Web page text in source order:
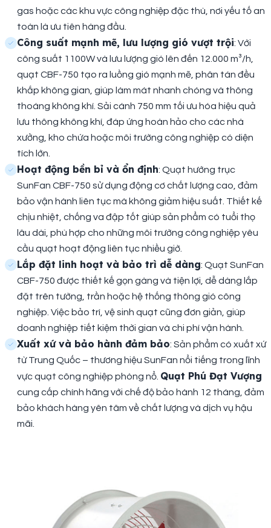
gas hoặc các khu vực công nghiệp đặc thù, nơi yếu tố an
toàn là ưu tiên hàng đầu.
Công suất mạnh mẽ, lưu lượng gió vượt trội: Với
công suất 1100W và lưu lượng gió lên đến 12.000 m³/h,
quạt CBF-750 tạo ra luồng gió mạnh mẽ, phân tán đều
khắp không gian, giúp làm mát nhanh chóng và thông
thoáng không khí. Sải cánh 750 mm tối ưu hóa hiệu quả
lưu thông không khí, đáp ứng hoàn hảo cho các nhà
xưởng, kho chứa hoặc môi trường công nghiệp có diện
tích lớn.
Hoạt động bền bỉ và ổn định: Quạt hướng trục
SunFan CBF-750 sử dụng động cơ chất lượng cao, đảm
bảo vận hành liên tục mà không giảm hiệu suất. Thiết kế
chịu nhiệt, chống va đập tốt giúp sản phẩm có tuổi thọ
lâu dài, phù hợp cho những môi trường công nghiệp yêu
cầu quạt hoạt động liên tục nhiều giờ.
Lắp đặt linh hoạt và bảo trì dễ dàng: Quạt SunFan
CBF-750 được thiết kế gọn gàng và tiện lợi, dễ dàng lắp
đặt trên tường, trần hoặc hệ thống thông gió công
nghiệp. Việc bảo trì, vệ sinh quạt cũng đơn giản, giúp
doanh nghiệp tiết kiệm thời gian và chi phí vận hành.
Xuất xứ và bảo hành đảm bảo: Sản phẩm có xuất xứ
từ Trung Quốc – thương hiệu SunFan nổi tiếng trong lĩnh
vực quạt công nghiệp phòng nổ. Quạt Phú Đạt Vượng
cung cấp chính hãng với chế độ bảo hành 12 tháng, đảm
bảo khách hàng yên tâm về chất lượng và dịch vụ hậu
mãi.